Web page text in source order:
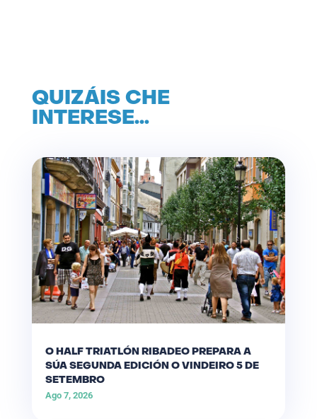
QUIZÁIS CHE
INTERESE…
O HALF TRIATLÓN RIBADEO PREPARA A
SÚA SEGUNDA EDICIÓN O VINDEIRO 5 DE
SETEMBRO
Ago 7, 2026